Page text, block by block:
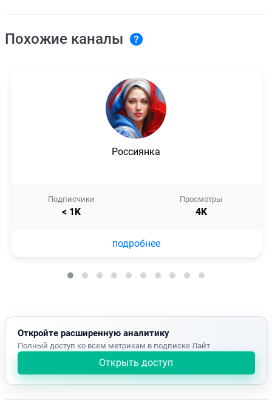
Похожие каналы
Россиянка
Подписчики
< 1K
Просмотры
4K
подробнее
Откройте расширенную аналитику
Полный доступ ко всем метрикам в подписке Лайт
Открыть доступ